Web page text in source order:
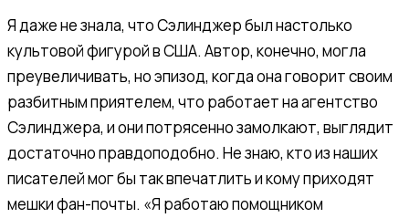
Я даже не знала, что Сэлинджер был настолько
культовой фигурой в США. Автор, конечно, могла
преувеличивать, но эпизод, когда она говорит своим
разбитным приятелем, что работает на агентство
Сэлинджера, и они потрясенно замолкают, выглядит
достаточно правдоподобно. Не знаю, кто из наших
писателей мог бы так впечатлить и кому приходят
мешки фан-почты. «Я работаю помощником